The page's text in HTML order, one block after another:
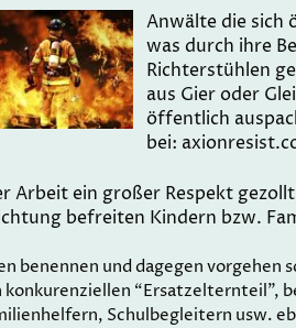
Anwälte die sich
was durch ihre
Richterstühlen
aus Gier oder
öffentlich
bei:
Arbeit ein großer Respekt
befreiten Kindern bzw.
benennen und dagegen vorgehen
“Ersatzelternteil”,
Schulbegleitern usw.